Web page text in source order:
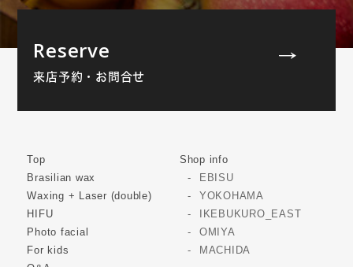
Reserve
来店予約・お問合せ
Top
Brasilian wax
Waxing + Laser (double)
HIFU
Photo facial
For kids
Shop info
EBISU
YOKOHAMA
IKEBUKURO_EAST
OMIYA
MACHIDA